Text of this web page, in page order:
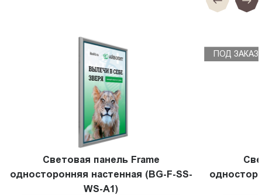
Световая панель Frame
односторонняя настенная (BG-F-SS-
WS-A1)
ПОД ЗАКАЗ